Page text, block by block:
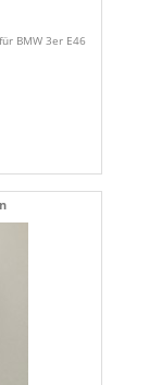
BMW 3er E46